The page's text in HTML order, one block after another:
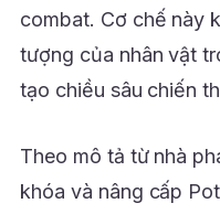
combat. Cơ chế này
tượng của nhân vật
tạo chiều sâu chiến
Theo mô tả từ nhà
khóa và nâng cấp